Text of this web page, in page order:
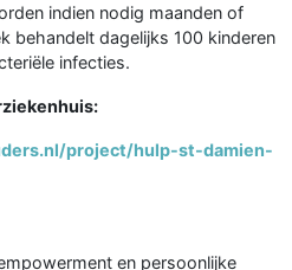
indien nodig maanden of
behandelt dagelijks 100 kinderen
infecties.
project/hulp-st-damien-
en persoonlijke